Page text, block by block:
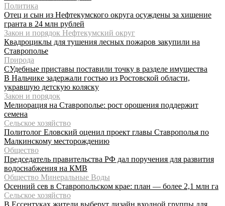
Политика
Отец и сын из Нефтекумского округа осуждены за хищение
гранта в 24 млн рублей
Закон и порядок Нефтекумский округ
Квадроциклы для тушения лесных пожаров закупили на
Ставрополье
Природа
СУдебные приставы поставили точку в разделе имущества
В Нальчике задержали гостью из Ростовской области,
укравшую детскую коляску
Закон и порядок
Мелиорация на Ставрополье: рост орошения поддержит
семена
Сельское хозяйство
Политолог Еловский оценил проект главы Ставрополья по
Малкинскому месторождению
Общество
Председатель правительства РФ дал поручения для развития
водоснабжения на КМВ
Общество Минеральные Воды
Осенний сев в Ставропольском крае: план — более 2,1 млн га
Сельское хозяйство